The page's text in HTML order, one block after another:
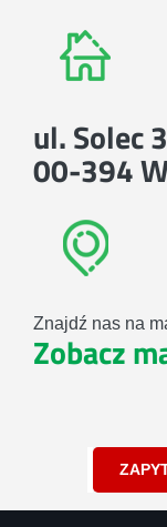
ul. Solec
00-394
Znajdź nas na
Zobacz